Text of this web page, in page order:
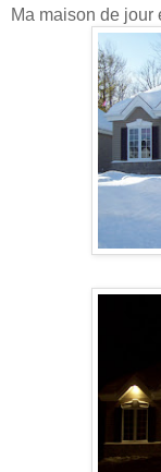
Ma maison de jour